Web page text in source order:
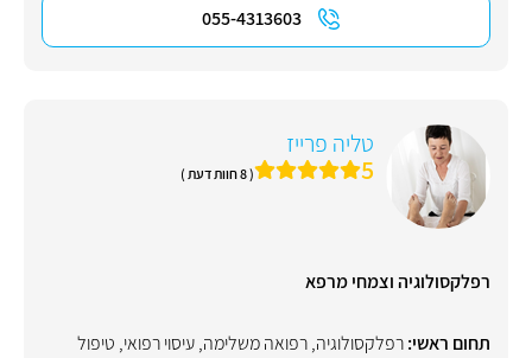
055-4313603
טליה פרייז
5 ( 8 חוות דעת )
רפלקסולוגיה וצמחי מרפא
תחום ראשי:רפלקסולוגיה,רפואה משלימה,עיסוי רפואי, טיפול